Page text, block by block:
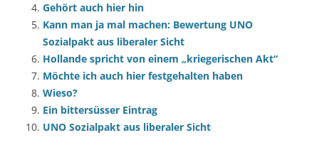
Gehört auch hier hin
Kann man ja mal machen: Bewertung UNO
Sozialpakt aus liberaler Sicht
Hollande spricht von einem „kriegerischen Akt“
Möchte ich auch hier festgehalten haben
Wieso?
Ein bittersüsser Eintrag
UNO Sozialpakt aus liberaler Sicht